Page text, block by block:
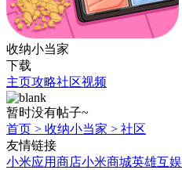
收纳小当家
下载
主页攻略社区视频
暂时没有帖子~
首页 > 收纳小当家 > 社区
友情链接
小米应用商店小米商城英雄互娱